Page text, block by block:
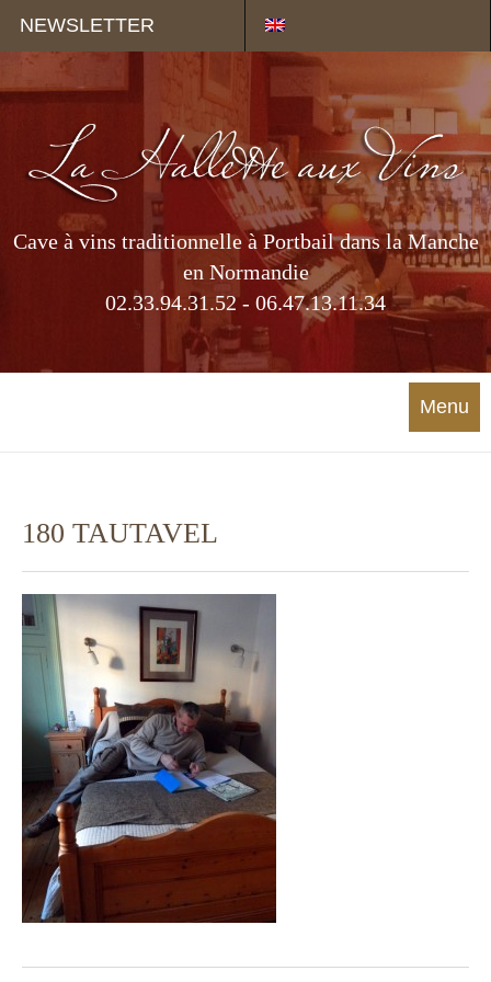
NEWSLETTER
Cave à vins traditionnelle à Portbail dans la Manche
en Normandie
02.33.94.31.52 - 06.47.13.11.34
Menu
180 TAUTAVEL
Panneau de gestion des cookies